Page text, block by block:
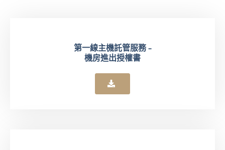
第一線主機託管服務 -
機房進出授權書